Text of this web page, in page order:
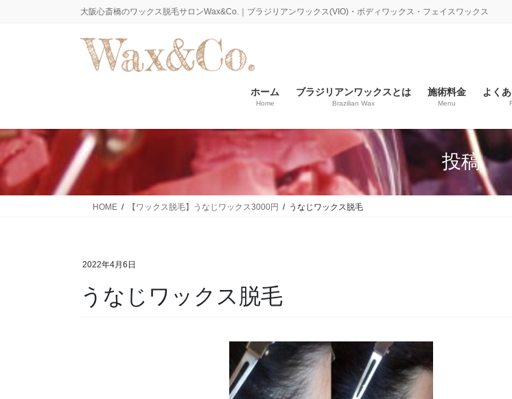
移
動
大阪心斎橋のワックス脱毛サロンWax&Co.｜ブラジリアンワックス(VIO)・ボディワックス・フェイスワックス
ホーム
Home
ブラジリアンワックスとは
Brazilian Wax
施術料金
Menu
よく
投稿
HOME 【ワックス脱毛】うなじワックス3000円 うなじワックス脱毛
2022年4月6日
うなじワックス脱毛